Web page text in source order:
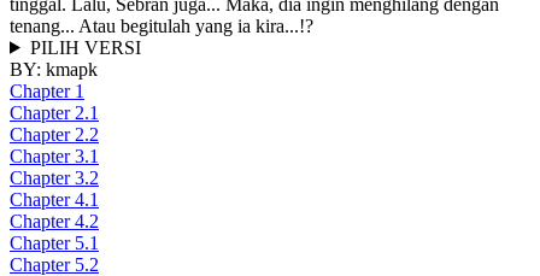
tenang... Atau begitulah yang ia kira...!?
PILIH VERSI
BY: kmapk
Chapter 1
Chapter 2.1
Chapter 2.2
Chapter 3.1
Chapter 3.2
Chapter 4.1
Chapter 4.2
Chapter 5.1
Chapter 5.2